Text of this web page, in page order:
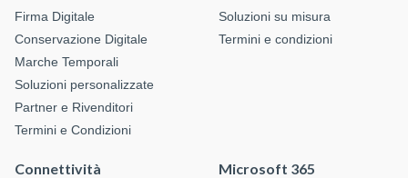
Firma Digitale
Conservazione Digitale
Marche Temporali
Soluzioni personalizzate
Partner e Rivenditori
Termini e Condizioni
Soluzioni su misura
Termini e condizioni
Connettività Microsoft 365